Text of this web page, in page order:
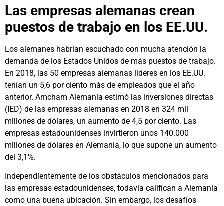
Las empresas alemanas crean
puestos de trabajo en los EE.UU.
Los alemanes habrían escuchado con mucha atención la
demanda de los Estados Unidos de más puestos de trabajo.
En 2018, las 50 empresas alemanas líderes en los EE.UU.
tenían un 5,6 por ciento más de empleados que el año
anterior. Amcham Alemania estimó las inversiones directas
(IED) de las empresas alemanas en 2018 en 324 mil
millones de dólares, un aumento de 4,5 por ciento. Las
empresas estadounidenses invirtieron unos 140.000
millones de dólares en Alemania, lo que supone un aumento
del 3,1%.
Independientemente de los obstáculos mencionados para
las empresas estadounidenses, todavía califican a Alemania
como una buena ubicación. Sin embargo, los desafíos